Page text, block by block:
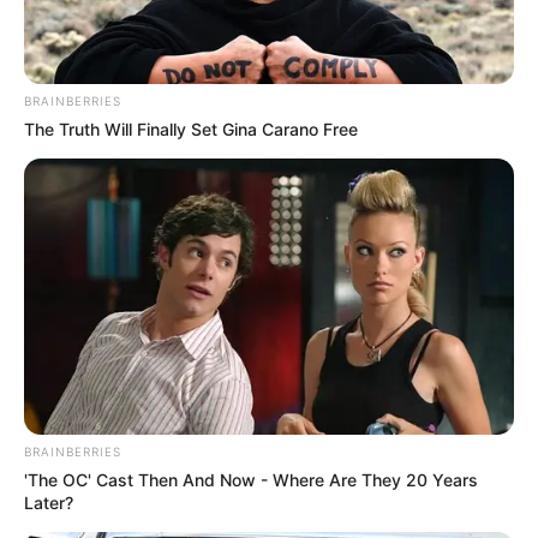
ΔΗΜΟΦΙΛΗ ΑΡΘΡΑ
Η Ρωσία κινητοποίησε το πυρηνικό
BRAINBERRIES
The Truth Will Finally Set Gina Carano Free
BRAINBERRIES
'The OC' Cast Then And Now - Where Are They 20 Years
Later?